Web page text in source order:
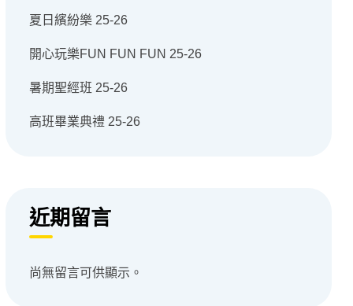
夏日繽紛樂 25-26
開心玩樂FUN FUN FUN 25-26
暑期聖經班 25-26
高班畢業典禮 25-26
近期留言
尚無留言可供顯示。